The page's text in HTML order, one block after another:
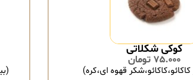
کوکی شکلاتی
75.000 تومان
کاکائو،کاکائو،شکر قهوه ای،کره)